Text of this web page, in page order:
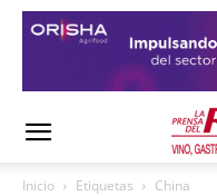
Inicio Etiquetas China